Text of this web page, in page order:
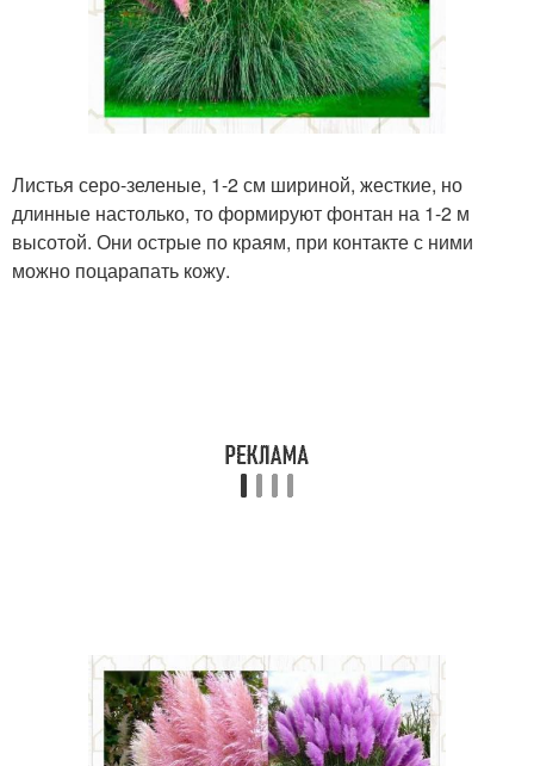
Листья серо-зеленые, 1-2 см шириной, жесткие, но
длинные настолько, то формируют фонтан на 1-2 м
высотой. Они острые по краям, при контакте с ними
можно поцарапать кожу.